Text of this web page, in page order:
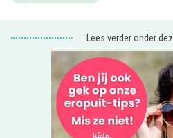
Lees verder onder